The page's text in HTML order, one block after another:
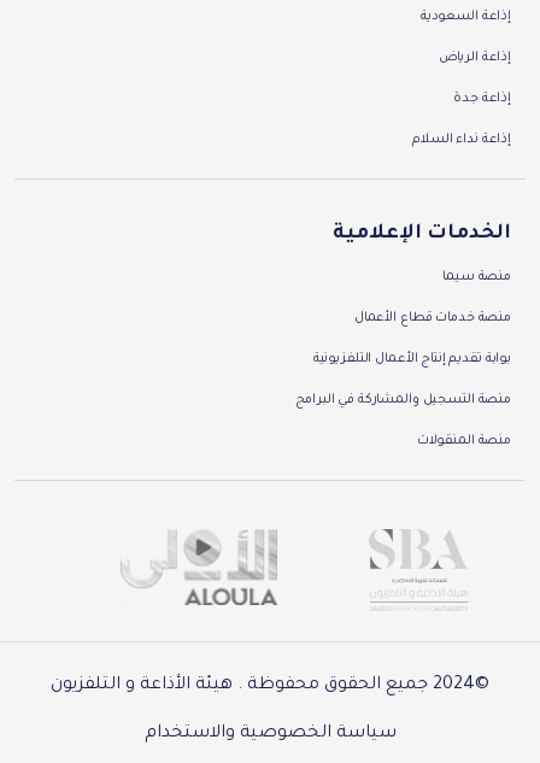
إذاعة السعودية
إذاعة الرياض
إذاعة جدة
إذاعة نداء السلام
الخدمات الإعلامية
منصة سيما
منصة خدمات قطاع الأعمال
بوابة تقديم إنتاج الأعمال التلفزيونية
منصة التسجيل والمشاركة في البرامج
منصة المنقولات
©2024 جميع الحقوق محفوظة . هيئة الأذاعة و التلفزيون
سياسة الخصوصية والاستخدام